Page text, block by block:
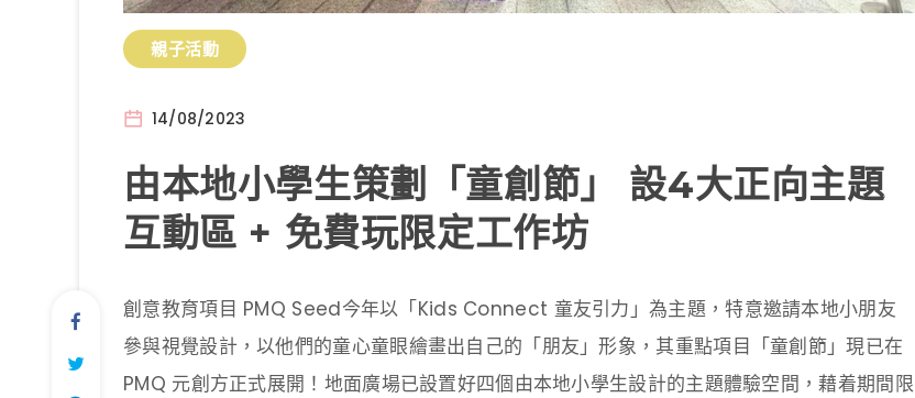
親子活動
14/08/2023
由本地小學生策劃「童創節」 設4大正向主題
互動區 + 免費玩限定工作坊
創意教育項目 PMQ Seed今年以「Kids Connect 童友引力」為主題，特意邀請本地小朋友
參與視覺設計，以他們的童心童眼繪畫出自己的「朋友」形象，其重點項目「童創節」現已在
PMQ 元創方正式展開！地面廣場已設置好四個由本地小學生設計的主題體驗空間，藉着期間限